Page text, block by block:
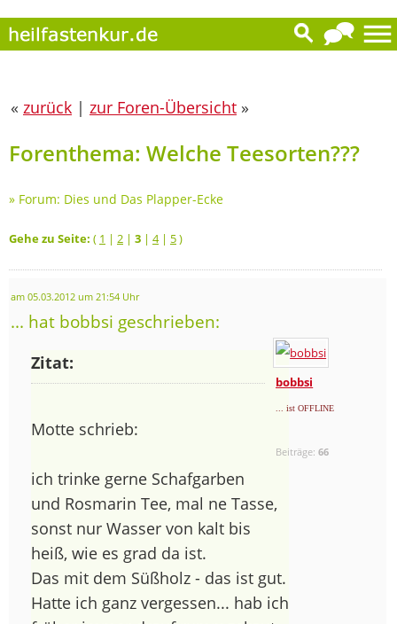
« zurück | zur Foren-Übersicht »
Forenthema: Welche Teesorten???
» Forum: Dies und Das Plapper-Ecke
Gehe zu Seite: ( 1 | 2 | 3 | 4| 5)
am 05.03.2012 um 21:54 Uhr
... hat bobbsi geschrieben:
bobbsi
... ist OFFLINE
Beiträge:66
Zitat:
Motte schrieb:
ich trinke gerne Schafgarben
und Rosmarin Tee, mal ne Tasse,
sonst nur Wasser von kalt bis
heiß, wie es grad da ist.
Das mit dem Süßholz - das ist gut.
Hatte ich ganz vergessen... hab ich